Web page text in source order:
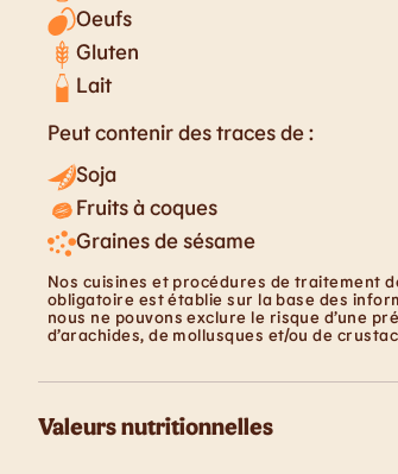
Oeufs
Gluten
Lait
Peut contenir des traces de :
Soja
Fruits à coques
Graines de sésame
Nos cuisines et procédures de traitement
obligatoire est établie sur la base des
nous ne pouvons exclure le risque d’une
d’arachides, de mollusques et/ou de
Valeurs nutritionnelles